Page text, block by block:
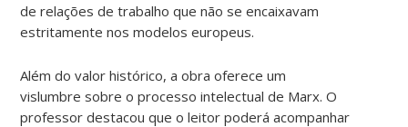
de relações de trabalho que não se encaixavam
estritamente nos modelos europeus.
Além do valor histórico, a obra oferece um
vislumbre sobre o processo intelectual de Marx. O
professor destacou que o leitor poderá acompanhar